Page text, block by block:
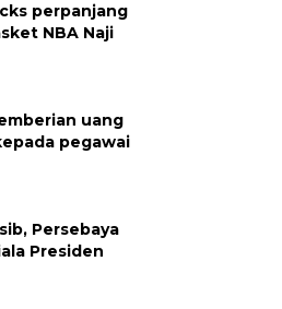
perpanjang
NBA Naji
uang
pegawai
Persebaya
Presiden